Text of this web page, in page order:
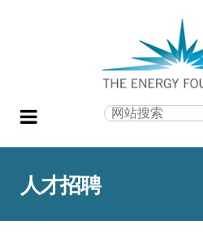
级
索
人才招聘